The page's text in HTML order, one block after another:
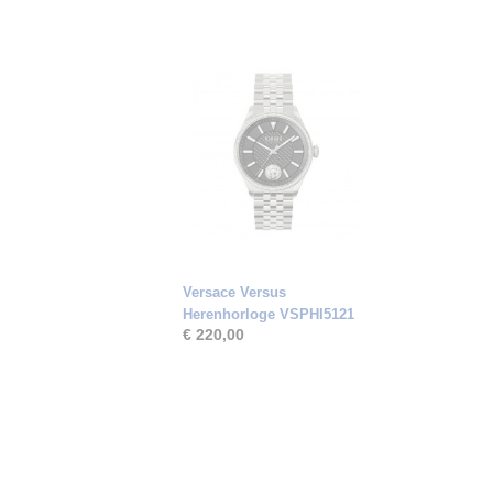
Versace Versus
Herenhorloge VSPHI5121
€ 220,00